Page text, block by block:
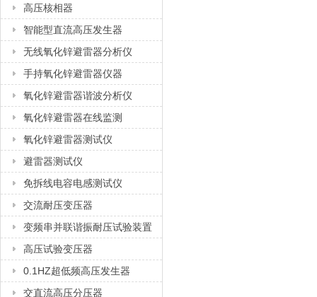
高压核相器
智能型直流高压发生器
无线氧化锌避雷器分析仪
手持氧化锌避雷器仪器
氧化锌避雷器谐波分析仪
氧化锌避雷器在线监测
氧化锌避雷器测试仪
避雷器测试仪
免拆线电容电感测试仪
交流耐压变压器
变频串并联谐振耐压试验装置
高压试验变压器
0.1HZ超低频高压发生器
交直流高压分压器